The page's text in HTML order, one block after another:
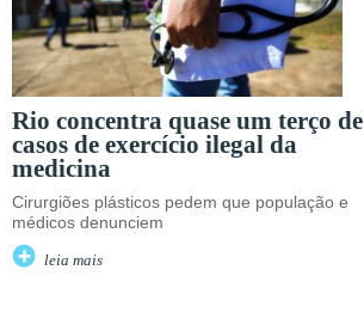
Rio concentra quase um terço de
casos de exercício ilegal da
medicina
Cirurgiões plásticos pedem que população e
médicos denunciem
leia mais